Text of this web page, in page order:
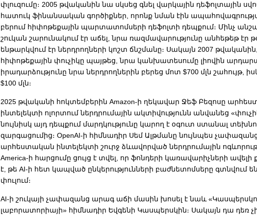
փլուզումը։ 2005 թվականին նա սկսեց գնել վարկային դեֆոլտային
հատուկ ֆինանսական գործիքներ, որոնք նման էին
բերում հիփոթեքային պարտատոմսերի դեֆոլտի դեպքում։ Մինչ
շուկան շարունակում էր աճել, նրա ռազմավարությունը անհեթեթ էր
ենթարկվում էր ներդրողների կոշտ ճնշմանը։ Սակայն 2007
հիփոթեքային փուչիկը պայթեց, նրա կանխատեսումը լիովին
իրադարձությունը նրա ներդրողներին բերեց մոտ $700 մլն շահույթ,
$100 մլն։
2025 թվականի հոկտեմբերին Amazon-ի ղեկավար Ջեֆ Բեզոսը
ինտելեկտի ոլորտում ներդրումային ակտիվությունն անվանեց
նույնիսկ այդ դեպքում մարդկությունը կարող է օգուտ ստանալ
զարգացումից։ OpenAI-ի հիմնադիր Սեմ Ալթմանը նույնպես
արհեստական ինտելեկտի շուրջ ձևավորված ներդրումային
America-ի հարցումը ցույց է տվել, որ ֆոնդերի կառավարիչների
է, թե AI-ի հետ կապված ընկերությունների բաժնետոմսերը գտնվում
փուլում։
AI-ի շուկայի չափազանց արագ աճի մասին խոսել է նաև
լաբորատորիայի» հիմնադիր Եվգենի Կասպերսկին։ Սակայն դա դեռ